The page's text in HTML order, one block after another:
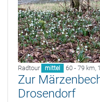
Radtour mittel 60 - 79 km,
Zur
Drosendorf